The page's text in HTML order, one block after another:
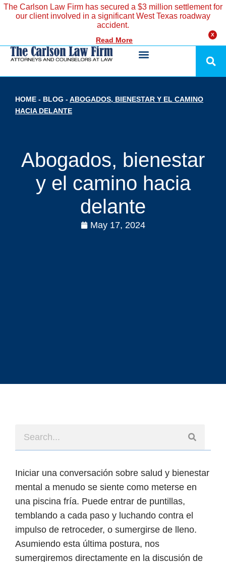
X
The Carlson Law Firm has secured a $3 million settlement for
our client involved in a significant West Texas roadway
accident.
Read More
HOME - BLOG -ABOGADOS, BIENESTAR Y EL CAMINO
HACIA DELANTE
Abogados, bienestar
y el camino hacia
delante
May 17, 2024
Iniciar una conversación sobre salud y bienestar
mental a menudo se siente como meterse en
una piscina fría. Puede entrar de puntillas,
temblando a cada paso y luchando contra el
impulso de retroceder, o sumergirse de lleno.
Asumiendo esta última postura, nos
sumergiremos directamente en la discusión de